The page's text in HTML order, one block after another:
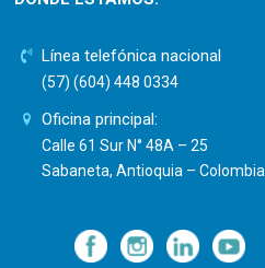
Línea telefónica nacional
(57) (604) 448 0334
Oficina principal:
Calle 61 Sur N° 48A – 25
Sabaneta, Antioquia – Colombia.